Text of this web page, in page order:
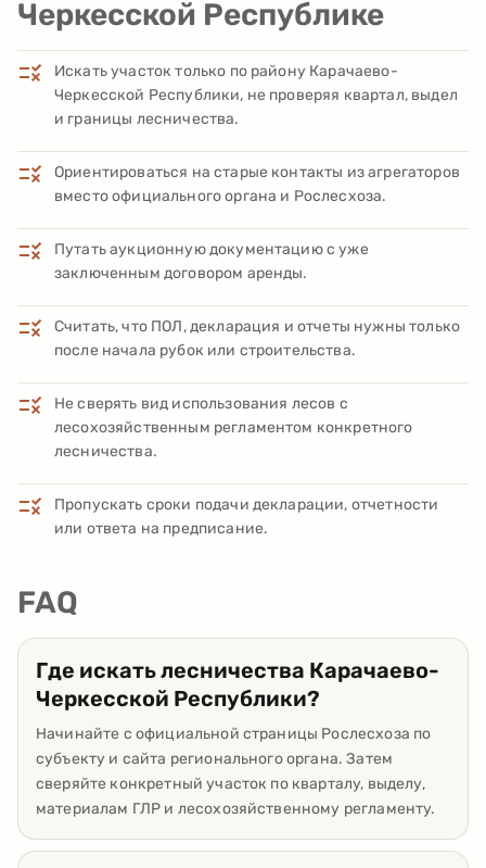
Черкесской Республике
Искать участок только по району Карачаево-
Черкесской Республики, не проверяя квартал, выдел
и границы лесничества.
Ориентироваться на старые контакты из агрегаторов
вместо официального органа и Рослесхоза.
Путать аукционную документацию с уже
заключенным договором аренды.
Считать, что ПОЛ, декларация и отчеты нужны только
после начала рубок или строительства.
Не сверять вид использования лесов с
лесохозяйственным регламентом конкретного
лесничества.
Пропускать сроки подачи декларации, отчетности
или ответа на предписание.
FAQ
Где искать лесничества Карачаево-
Черкесской Республики?
Начинайте с официальной страницы Рослесхоза по
субъекту и сайта регионального органа. Затем
сверяйте конкретный участок по кварталу, выделу,
материалам ГЛР и лесохозяйственному регламенту.